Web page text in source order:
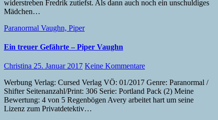
widerstreben Fredrik zutiefst. Als dann auch noch ein unschuldiges
Mädchen…
Paranormal Vaughn, Piper
Ein treuer Gefährte – Piper Vaughn
Christina 25. Januar 2017 Keine Kommentare
Werbung Verlag: Cursed Verlag VÖ: 01/2017 Genre: Paranormal /
Shifter Seitenanzahl/Print: 306 Serie: Portland Pack (2) Meine
Bewertung: 4 von 5 Regenbögen Avery arbeitet hart um seine
Lizenz zum Privatdetektiv…